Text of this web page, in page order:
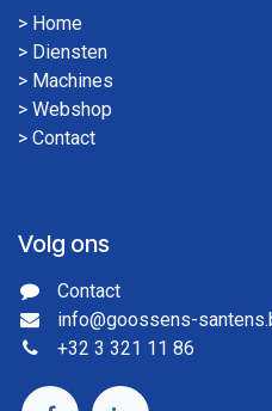
> Home
> Diensten
> Machines
> Webshop
> Contact
Volg ons
Contact
info@goossens-
+32 3 321 11 86